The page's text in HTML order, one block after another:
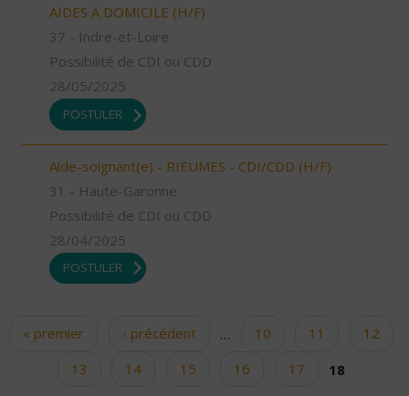
AIDES A DOMICILE (H/F)
37 - Indre-et-Loire
Possibilité de CDI ou CDD
28/05/2025
POSTULER
Aide-soignant(e) - RIEUMES - CDI/CDD (H/F)
31 - Haute-Garonne
Possibilité de CDI ou CDD
28/04/2025
POSTULER
Pages
« premier ‹ précédent … 10 11
12
13
14 15 16 17 18